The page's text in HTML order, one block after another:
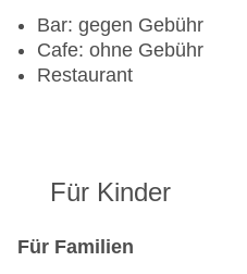
Sonnenterrasse
Gesamtanzahl der
Gesamtanzahl der
Pools:Kinderbecken,
Landeskategorie: 4
Bar: gegen Gebühr
Cafe: ohne Gebühr
Restaurant
Für Kinder
Für Familien